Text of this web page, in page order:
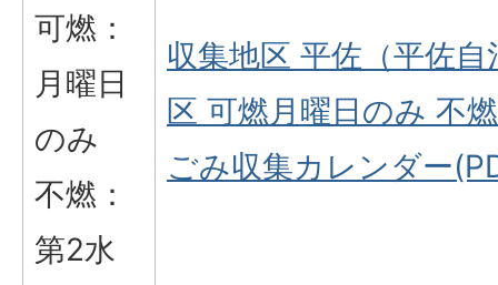
可燃：
月曜日
のみ
不燃：
第2水
収集地区 平佐（平佐
区 可燃月曜日のみ 不
ごみ収集カレンダー